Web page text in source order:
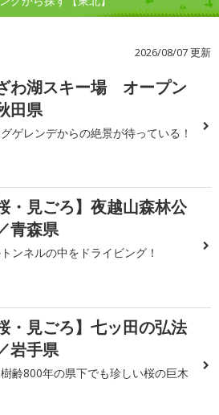
2026/08/07 更新
わ湖スキー場 オープン
田県
ゲレンデからの絶景が待っている！
桜・見ごろ】夜越山森林公
青森県
ンネルの中をドライビング！
・見ごろ】七ッ田の弘法
岩手県
齢800年の県下でも珍しい桜の巨木